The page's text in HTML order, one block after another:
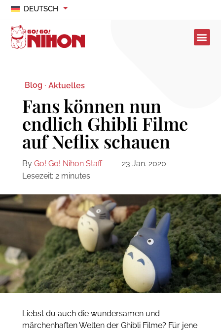
DEUTSCH
Blog · Aktuelles
Fans können nun
endlich Ghibli Filme
auf Neflix schauen
By Go! Go! Nihon Staff
23 Jan. 2020
Lesezeit: 2 minutes
Liebst du auch die wundersamen und
märchenhaften Welten der Ghibli Filme? Für jene